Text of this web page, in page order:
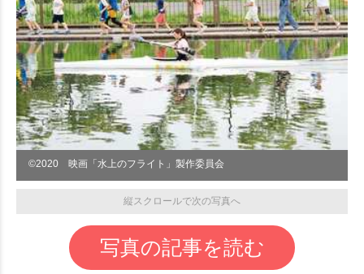
©︎2020 映画「水上のフライト」製作委員会
縦スクロールで次の写真へ
写真の記事を読む